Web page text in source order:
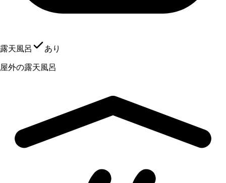
露天風呂 あり
屋外の露天風呂